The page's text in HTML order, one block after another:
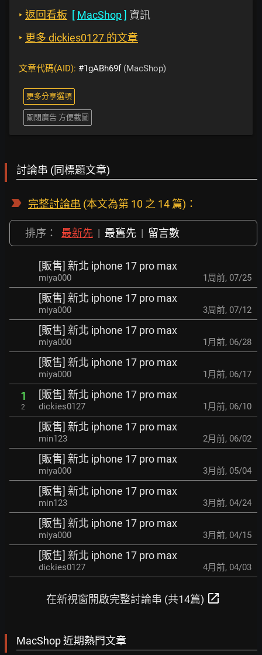
‣ 返回看板 [ MacShop] 資訊
‣ 更多 dickies0127 的文章
文章代碼(AID): #1gABh69f(MacShop)
更多分享選項
關閉廣告 方便截圖
討論串 (同標題文章)
完整討論串 (本文為第 10 之 14 篇)：
排序： 最新先 | 最舊先 | 留言數
[販售] 新北 iphone 17 pro max
miya000 1周前, 07/25
[販售] 新北 iphone 17 pro max
miya000 3周前, 07/12
[販售] 新北 iphone 17 pro max
miya000 1月前, 06/28
[販售] 新北 iphone 17 pro max
miya000 1月前, 06/17
1
2
[販售] 新北 iphone 17 pro max
dickies0127 1月前, 06/10
[販售] 新北 iphone 17 pro max
min123 2月前, 06/02
[販售] 新北 iphone 17 pro max
miya000 3月前, 05/04
[販售] 新北 iphone 17 pro max
min123 3月前, 04/24
[販售] 新北 iphone 17 pro max
miya000 3月前, 04/15
[販售] 新北 iphone 17 pro max
dickies0127 4月前, 04/03
在新視窗開啟完整討論串 (共14篇) open_in_new
MacShop 近期熱門文章